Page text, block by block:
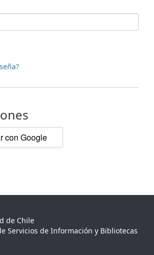
con Google
de Chile
Servicios de Información y Bibliotecas